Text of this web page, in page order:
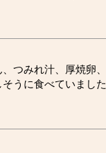
つみれ汁、厚焼卵
うに食べていまし